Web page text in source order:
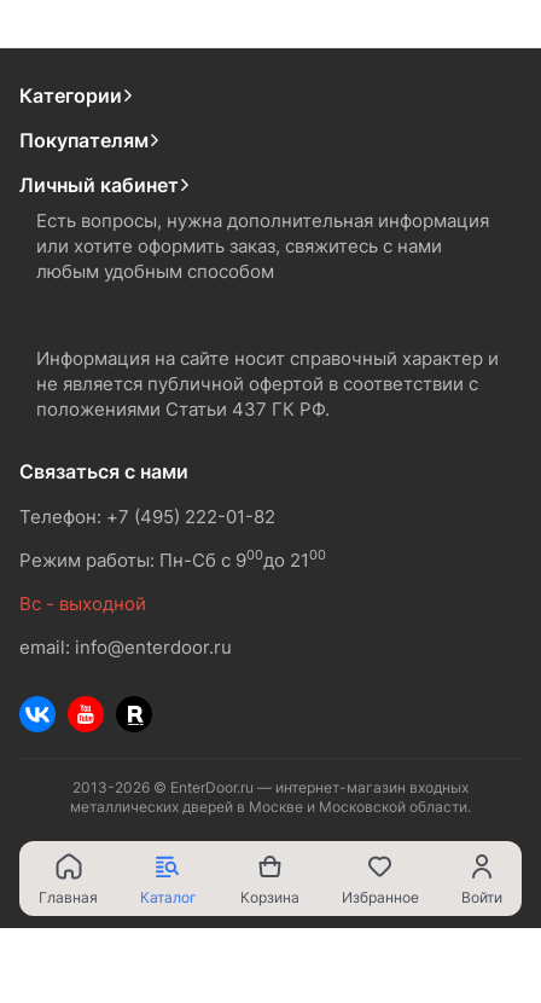
Категории
Покупателям
Личный кабинет
Есть вопросы, нужна дополнительная информация
или хотите оформить заказ, свяжитесь с нами
любым удобным способом
Информация на сайте носит справочный характер и
не является публичной офертой в соответствии с
положениями Статьи 437 ГК РФ.
Связаться с нами
Телефон: +7 (495) 222-01-82
Режим работы: Пн-Сб с 900до 2100
Вс - выходной
email: info@enterdoor.ru
2013-2026 © EnterDoor.ru — интернет-магазин входных
металлических дверей в Москве и Московской области.
Главная Каталог Корзина Избранное Войти